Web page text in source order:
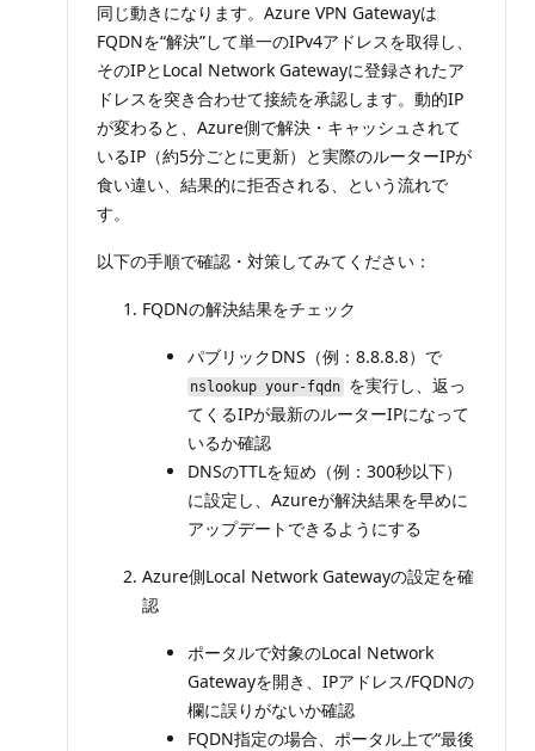
同じ動きになります。Azure VPN Gatewayは
FQDNを“解決”して単一のIPv4アドレスを取得し、
そのIPとLocal Network Gatewayに登録されたア
ドレスを突き合わせて接続を承認します。動的IP
が変わると、Azure側で解決・キャッシュされて
いるIP（約5分ごとに更新）と実際のルーターIPが
食い違い、結果的に拒否される、という流れで
す。
以下の手順で確認・対策してみてください：
FQDNの解決結果をチェック
パブリックDNS（例：8.8.8.8）で
nslookup your-fqdnを実行し、返っ
てくるIPが最新のルーターIPになって
いるか確認
DNSのTTLを短め（例：300秒以下）
に設定し、Azureが解決結果を早めに
アップデートできるようにする
Azure側Local Network Gatewayの設定を確
認
ポータルで対象のLocal Network
Gatewayを開き、IPアドレス/FQDNの
欄に誤りがないか確認
FQDN指定の場合、ポータル上で“最後